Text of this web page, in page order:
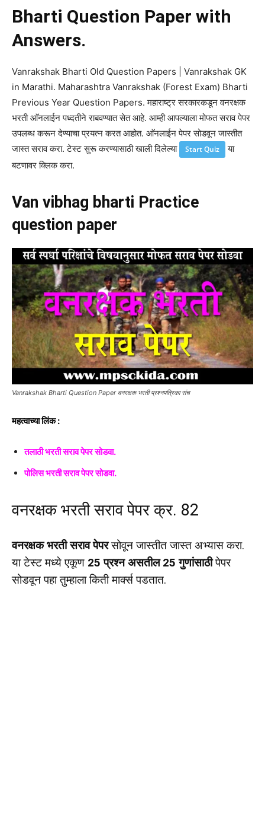
Bharti Question Paper with
Answers.
Vanrakshak Bharti Old Question Papers | Vanrakshak GK
in Marathi. Maharashtra Vanrakshak (Forest Exam) Bharti
Previous Year Question Papers. महाराष्ट्र सरकारकडून वनरक्षक
भरती आ‍ॅनलाईन पध्दतीने राबवण्यात सेत आहे. आम्ही आपल्याला मोफत सराव पेपर
उपलब्ध करून देण्याचा प्रयत्न करत आहोत. आ‍ॅनलाईन पेपर सोडवून जास्तीत
जास्त सराव करा. टेस्ट सुरू करण्यासाठी खाली दिलेल्या
Start Quiz
या
बटणावर क्लिक करा.
Van vibhag bharti Practice
question paper
Vanrakshak Bharti Question Paper वनरक्षक भरती प्रश्नपत्रिका संच
महत्वाच्या लिंक :
तलाठी भरती सराव पेपर सोडवा.
पोलिस भरती सराव पेपर सोडवा.
वनरक्षक भरती सराव पेपर क्र. 82
वनरक्षक भरती सराव पेपरसोवून जास्तीत जास्त अभ्यास करा.
या टेस्ट मध्ये एकूण 25 प्रश्न असतील 25 गुणांसाठीपेपर
सोडवून पहा तुम्हाला किती मार्क्स पडतात.